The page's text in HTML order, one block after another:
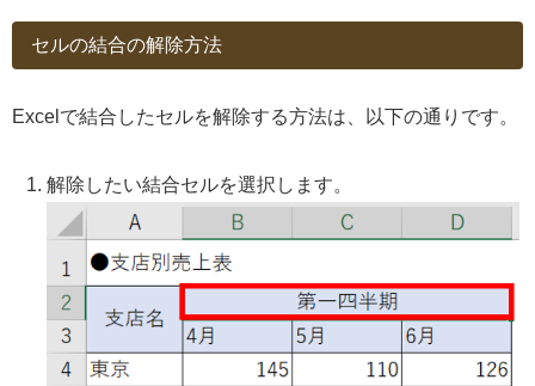
セルの結合の解除方法
Excelで結合したセルを解除する方法は、以下の通りです。
解除したい結合セルを選択します。